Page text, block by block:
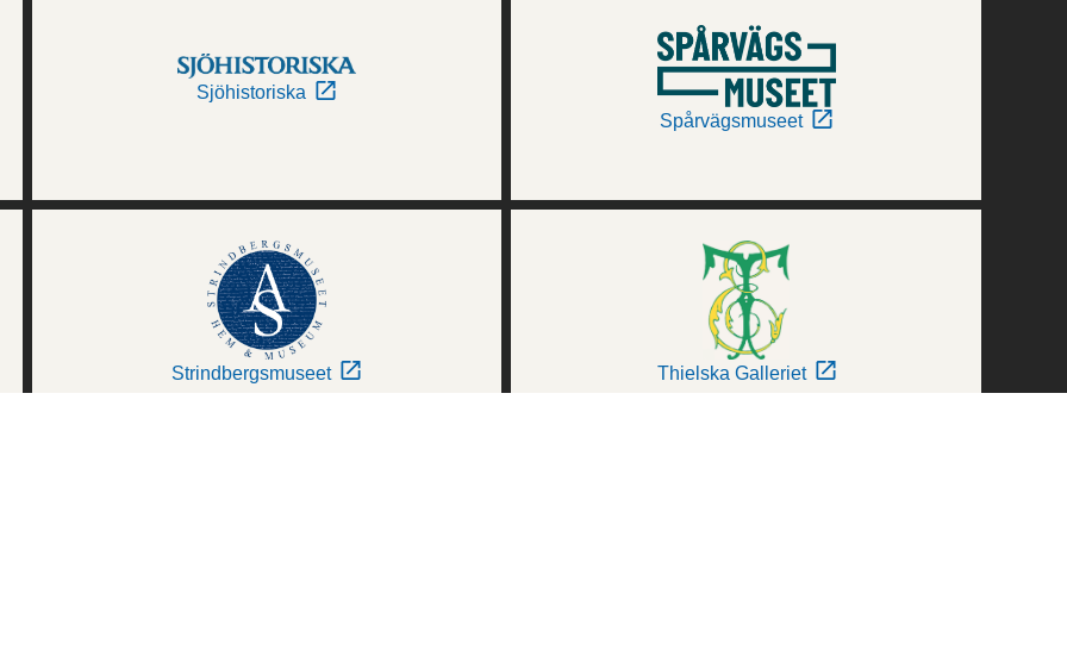
Sjöhistoriska
Spårvägsmuseet
Strindbergsmuseet Thielska Galleriet